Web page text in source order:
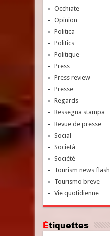
Occhiate
Opinion
Politica
Politics
Politique
Press
Press review
Presse
Regards
Ressegna stampa
Revue de presse
Social
Società
Société
Tourism news flash
Tourismo breve
Vie quotidienne
Étiquettes